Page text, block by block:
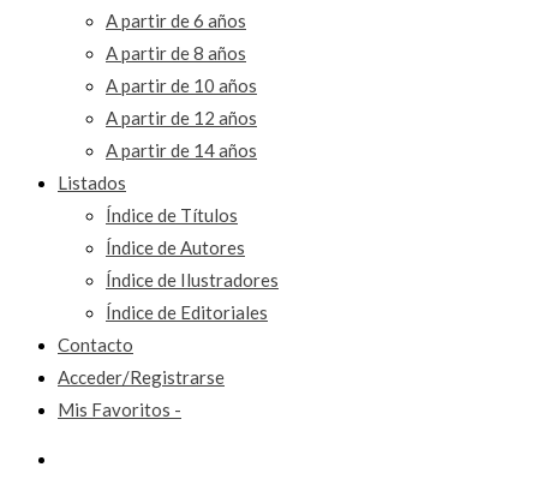
A partir de 6 años
A partir de 8 años
A partir de 10 años
A partir de 12 años
A partir de 14 años
Listados
Índice de Títulos
Índice de Autores
Índice de Ilustradores
Índice de Editoriales
Contacto
Acceder/Registrarse
Mis Favoritos -